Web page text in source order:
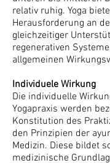
relativ ruhig. Yoga
Herausforderung an
gleichzeitiger
regenerativen
allgemeinen
Individuele Wirkung
Die individuelle
Yogapraxis werden
Konstitution des
den Prinzipien der
Medizin. Diese bildet
medizinische